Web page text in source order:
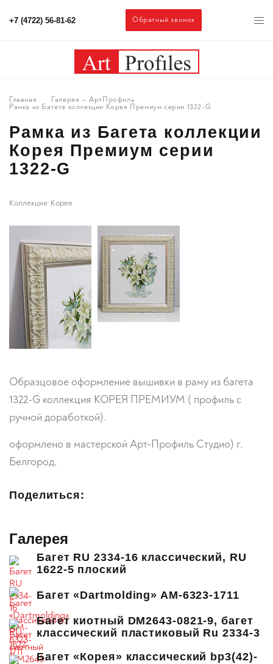
+7 (4722) 56-81-62 Обратный звонок
Главная
Галерея — АртПрофиль
Рамка из Багета коллекции Корея Премиум серии 1322-G
Рамка из Багета коллекции
Корея Премиум серии
1322-G
Коллекция: Корея
Образцовое оформление вышивки в раму из багета
1322-G коллекция КОРЕЯ ПРЕМИУМ ( профиль с
ручной доработкой).
оформлено в мастерской Арт-Профиль Студио) г.
Белгород.
Поделиться:
Галерея
Багет RU 2334-16 классический, RU
1622-5 плоский
Багет «Dartmolding» AM-6323-1711
Багет киотный DM2643-0821-9, багет
классический пластиковый Ru 2334-3
Багет «Корея» классический bp3(42)-